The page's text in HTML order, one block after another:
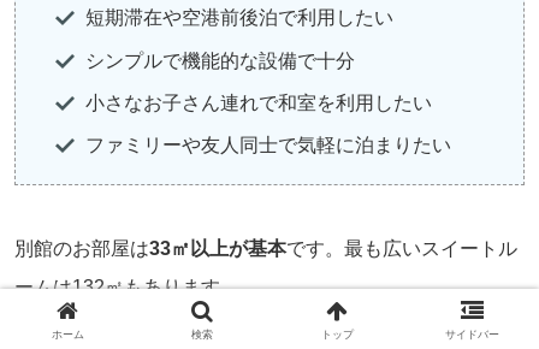
短期滞在や空港前後泊で利用したい
シンプルで機能的な設備で十分
小さなお子さん連れで和室を利用したい
ファミリーや友人同士で気軽に泊まりたい
別館のお部屋は33㎡以上が基本です。最も広いスイートル
ームは132㎡もあります。
ホーム 検索 トップ サイドバー